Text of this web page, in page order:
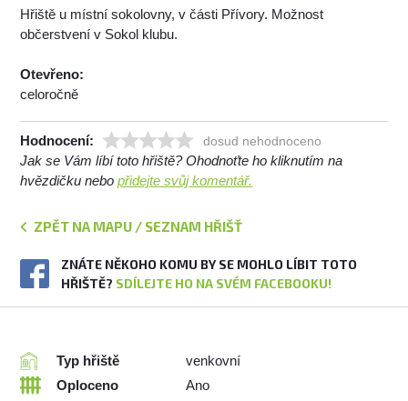
Hřiště u místní sokolovny, v části Přívory. Možnost
občerstvení v Sokol klubu.
Otevřeno:
celoročně
Hodnocení: dosud nehodnoceno
Jak se Vám líbí toto hřiště? Ohodnoťte ho kliknutím na
hvězdičku nebopřidejte svůj komentář.
ZPĚT NA MAPU / SEZNAM HŘIŠŤ
ZNÁTE NĚKOHO KOMU BY SE MOHLO LÍBIT TOTO
HŘIŠTĚ? SDÍLEJTE HO NA SVÉM FACEBOOKU!
Typ hřiště
venkovní
Oploceno
Ano